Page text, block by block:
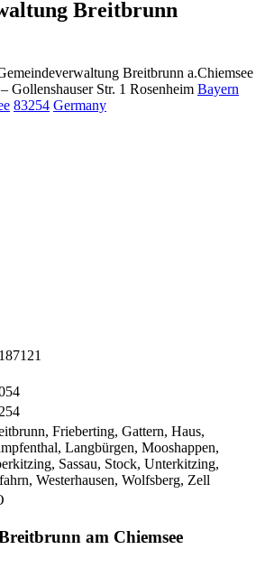
Breitbrunn
Breitbrunn a.Chiemsee
Gollenshauser Str. 1 Rosenheim Bayern
83254 Germany
Frieberting, Gattern, Haus,
Langbürgen, Mooshappen,
Sassau, Stock, Unterkitzing,
Westerhausen, Wolfsberg, Zell
am Chiemsee